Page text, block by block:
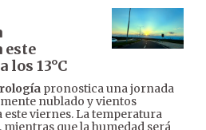
este
los 13°C
pronostica una jornada
nublado y vientos
viernes. La temperatura
mientras que la humedad será